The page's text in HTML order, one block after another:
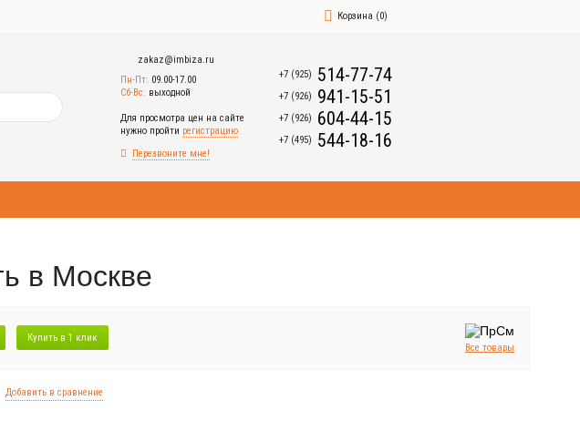
Корзина (0)
zakaz@imbiza.ru
Пн-Пт: 09.00-17.00
Сб-Вс: выходной
Для просмотра цен на сайте
нужно пройти регистрацию
Перезвоните мне!
+7 (925) 514-77-74
+7 (926) 941-15-51
+7 (926) 604-44-15
+7 (495) 544-18-16
в Москве
Купить в 1 клик
Все товары
Добавить в сравнение